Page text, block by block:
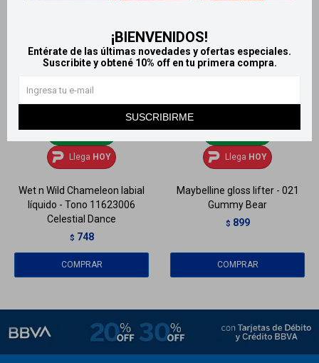
¡BIENVENIDOS!
Entérate de las últimas novedades y ofertas especiales.
Suscribite y obtené 10% off en tu primera compra.
SUSCRIBIRME
Llega HOY
Wet n Wild Chameleon labial
líquido - Tono 11623006
Celestial Dance
$ 748
Llega HOY
Maybelline gloss lifter - 021
Gummy Bear
$ 899